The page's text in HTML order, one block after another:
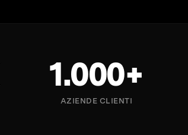
1.000+
AZIENDE CLIENTI